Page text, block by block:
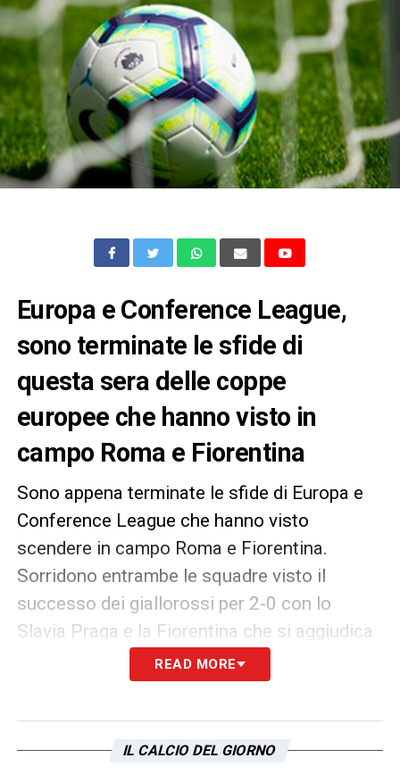
Europa e Conference League,
sono terminate le sfide di
questa sera delle coppe
europee che hanno visto in
campo Roma e Fiorentina
Sono appena terminate le sfide di Europa e
Conference League che hanno visto
scendere in campo Roma e Fiorentina.
Sorridono entrambe le squadre visto il
successo dei giallorossi per 2-0 con lo
Slavia Praga e la Fiorentina che si aggiudica
il suo match con un netto 6-0
READ MORE
IL CALCIO DEL GIORNO